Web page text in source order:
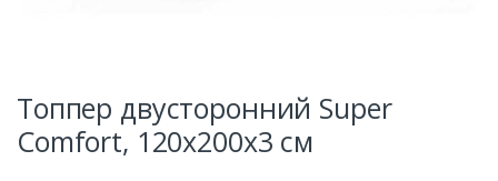
Топпер двусторонний Super
Comfort, 120х200х3 см